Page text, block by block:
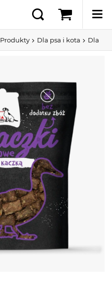
Produkty Dla psa i kota Dla